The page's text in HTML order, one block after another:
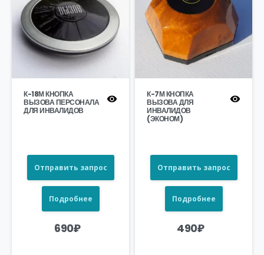
К-18М КНОПКА
ВЫЗОВА ПЕРСОНАЛА
ДЛЯ ИНВАЛИДОВ
Отправить запрос
Подробнее
690₽
К-7М КНОПКА
ВЫЗОВА ДЛЯ
ИНВАЛИДОВ
(ЭКОНОМ)
Отправить запрос
Подробнее
490₽